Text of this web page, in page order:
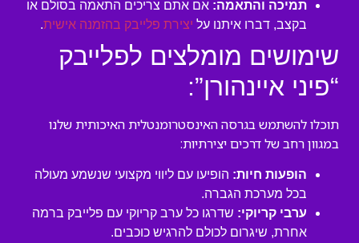
תמיכה והתאמה: אם אתם צריכים התאמה בסולם או
בקצב, דברו איתנו על יצירת פלייבק בהזמנה אישית.
שימושים מומלצים לפלייבק
“פיני איינהורן”:
תוכלו להשתמש בגרסה האינסטרומנטלית האיכותית שלנו
במגוון רחב של דרכים יצירתיות:
הופעות חיות: הופיעו עם ליווי מקצועי שנשמע מעולה
בכל מערכת הגברה.
ערבי קריוקי: שדרגו כל ערב קריוקי עם פלייבק ברמה
אחרת, שיגרום לכולם להרגיש כוכבים.